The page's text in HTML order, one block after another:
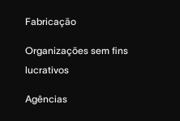
Fabricação
Organizações sem fins
lucrativos
Agências